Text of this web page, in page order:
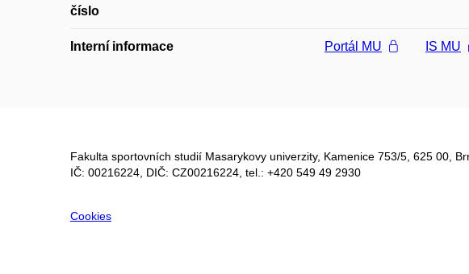
číslo
Interní informace Portál MU IS MU
Fakulta sportovních studií Masarykovy univerzity, Kamenice 753/5​, 625 00,
IČ: 00216224, DIČ: CZ00216224, tel.: +420 549 49 2930
Cookies